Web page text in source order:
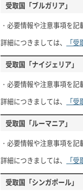
受取国「ブルガリア」
・必要情報や注意事項を
詳細につきましては、
「
受取国「ナイジェリア」
・必要情報や注意事項を
詳細につきましては、
「
受取国「ルーマニア」
・必要情報や注意事項を
詳細につきましては、
「
受取国「シンガポール」